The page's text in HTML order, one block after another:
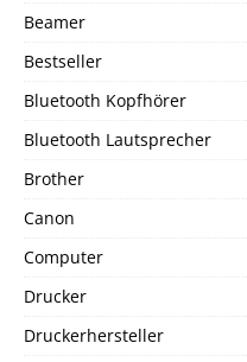
Beamer
Bestseller
Bluetooth Kopfhörer
Bluetooth Lautsprecher
Brother
Canon
Computer
Drucker
Druckerhersteller